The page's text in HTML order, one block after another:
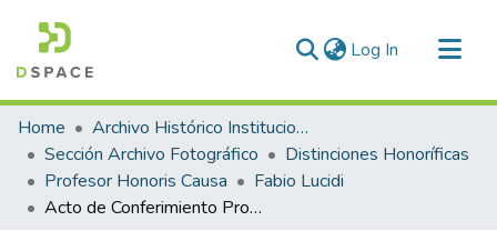
Log In (current)
Communities & Collections
All of DSpace
Statistics
Home
Archivo Histórico Institucional
Sección Archivo Fotográfico
Distinciones Honoríficas
Profesor Honoris Causa
Fabio Lucidi
Acto de Conferimiento Profesor Honoris Causa: Fabio Lucidi